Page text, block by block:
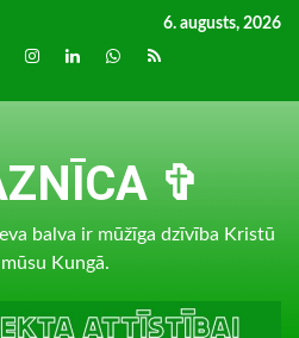
6. augusts, 2026
Instagram
LinkedInwhatsapp
RSS
✞
balva ir mūžīga dzīvība Kristū
mūsu Kungā.